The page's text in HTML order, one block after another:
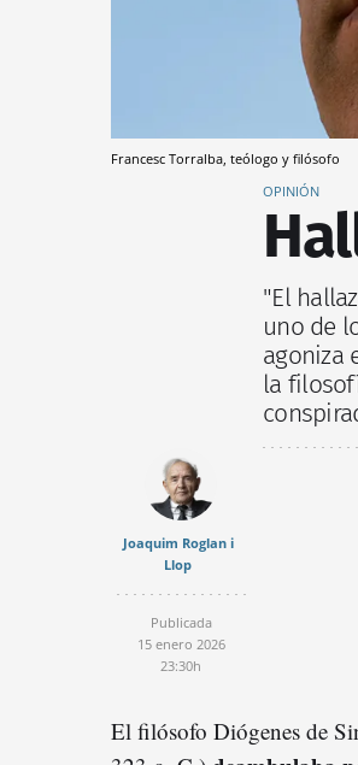
Francesc Torralba, teólogo y filósofo
OPINIÓN
"El
uno de
agoniza
la
Joaquim Roglan i
Llop
Publicada
15 enero 2026
23:30h
El filósofo Diógenes de